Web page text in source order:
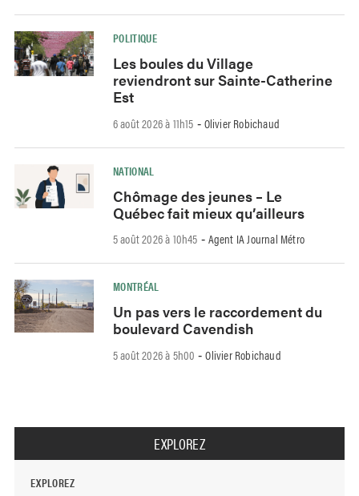
POLITIQUE
Les boules du Village
reviendront sur Sainte-Catherine
Est
6 août 2026 à 11h15 - Olivier Robichaud
NATIONAL
Chômage des jeunes – Le
Québec fait mieux qu’ailleurs
5 août 2026 à 10h45 - Agent IA Journal Métro
MONTRÉAL
Un pas vers le raccordement du
boulevard Cavendish
5 août 2026 à 5h00 -Olivier Robichaud
EXPLOREZ
EXPLOREZ